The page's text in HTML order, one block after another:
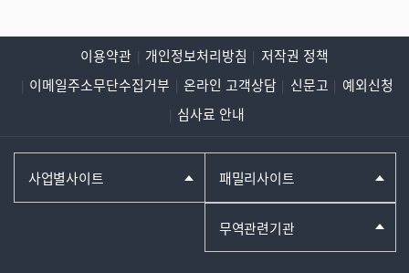
이용약관 개인정보처리방침
저작권 정책
이메일주소무단수집거부
온라인 고객상담 신문고
예외신청
심사료 안내
사업별사이트 패밀리사이트
무역관련기관